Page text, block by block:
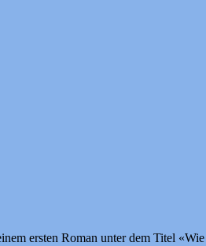
ersten Roman unter dem Titel